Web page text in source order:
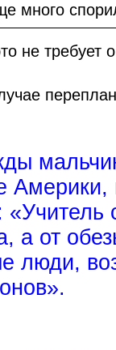
много
не требует
«Учитель
а от
люди,